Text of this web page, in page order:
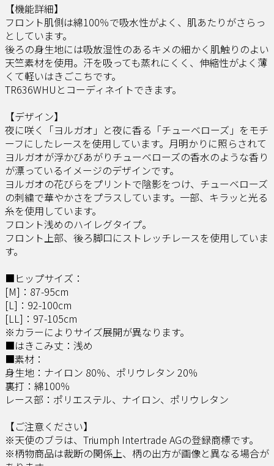
【機能詳細】​
フロント肌側は綿100％で吸水性がよく、肌あたりがさらっ
としています。​
後ろの身生地には吸放湿性のあるキメの細かく肌触りのよい
天竺素材を使用。汗を吸っても蒸れにくく、伸縮性がよく薄
くて軽いはきごこちです。​
TR636WHUとコーディネイトできます。​
【デザイン】​
夜に咲く「ヨルガオ」と夜に香る「チューベローズ」をモチ
ーフにしたレースを使用しています。月明かりに照らされて
ヨルガオが浮かびあがりチューベローズの香水のような香り
が漂っているイメージのデザインです。​
ヨルガオの花びらをプリントで陰影をつけ、チューベローズ
の刺繍で華やかさをプラスしています。一部、キラッと光る
糸を使用しています。​
フロント浅めのハイレグタイプ。
フロント上部、後ろ脚口にストレッチレースを使用していま
す。
■ヒップサイズ：
[M]：87-95cm
[L]：92-100cm
[LL]：97-105cm
※カラーによりサイズ展開が異なります。
■はきこみ丈：浅め
■素材：
身生地：ナイロン 80％、ポリウレタン 20％
裏打：綿100％
レース部：ポリエステル、ナイロン、ポリウレタン
【ご注意ください】
※天使のブラは、Triumph Intertrade AGの登録商標です。
※柄物商品は裁断の関係上、柄の出方が画像と異なる場合が